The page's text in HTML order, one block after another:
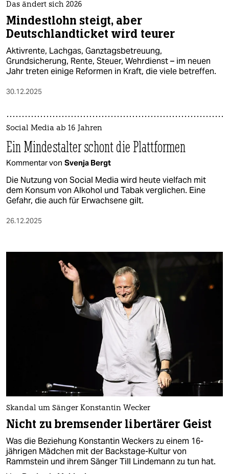
Das ändert sich 2026
Mindestlohn steigt, aber
Deutschlandticket wird teurer
Aktivrente, Lachgas, Ganztagsbetreuung,
Grundsicherung, Rente, Steuer, Wehrdienst – im neuen
Jahr treten einige Reformen in Kraft, die viele betreffen.
30.12.2025
Social Media ab 16 Jahren
Ein Mindestalter schont die Plattformen
Kommentar von Svenja Bergt
Die Nutzung von Social Media wird heute vielfach mit
dem Konsum von Alkohol und Tabak verglichen. Eine
Gefahr, die auch für Erwachsene gilt.
26.12.2025
Skandal um Sänger Konstantin Wecker
Nicht zu bremsender libertärer Geist
Was die Beziehung Konstantin Weckers zu einem 16-
jährigen Mädchen mit der Backstage-Kultur von
Rammstein und ihrem Sänger Till Lindemann zu tun hat.